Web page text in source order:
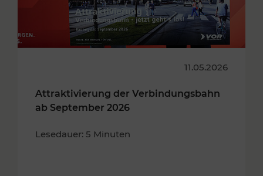
11.05.2026
Attraktivierung der Verbindungsbahn
ab September 2026
Lesedauer: 5 Minuten